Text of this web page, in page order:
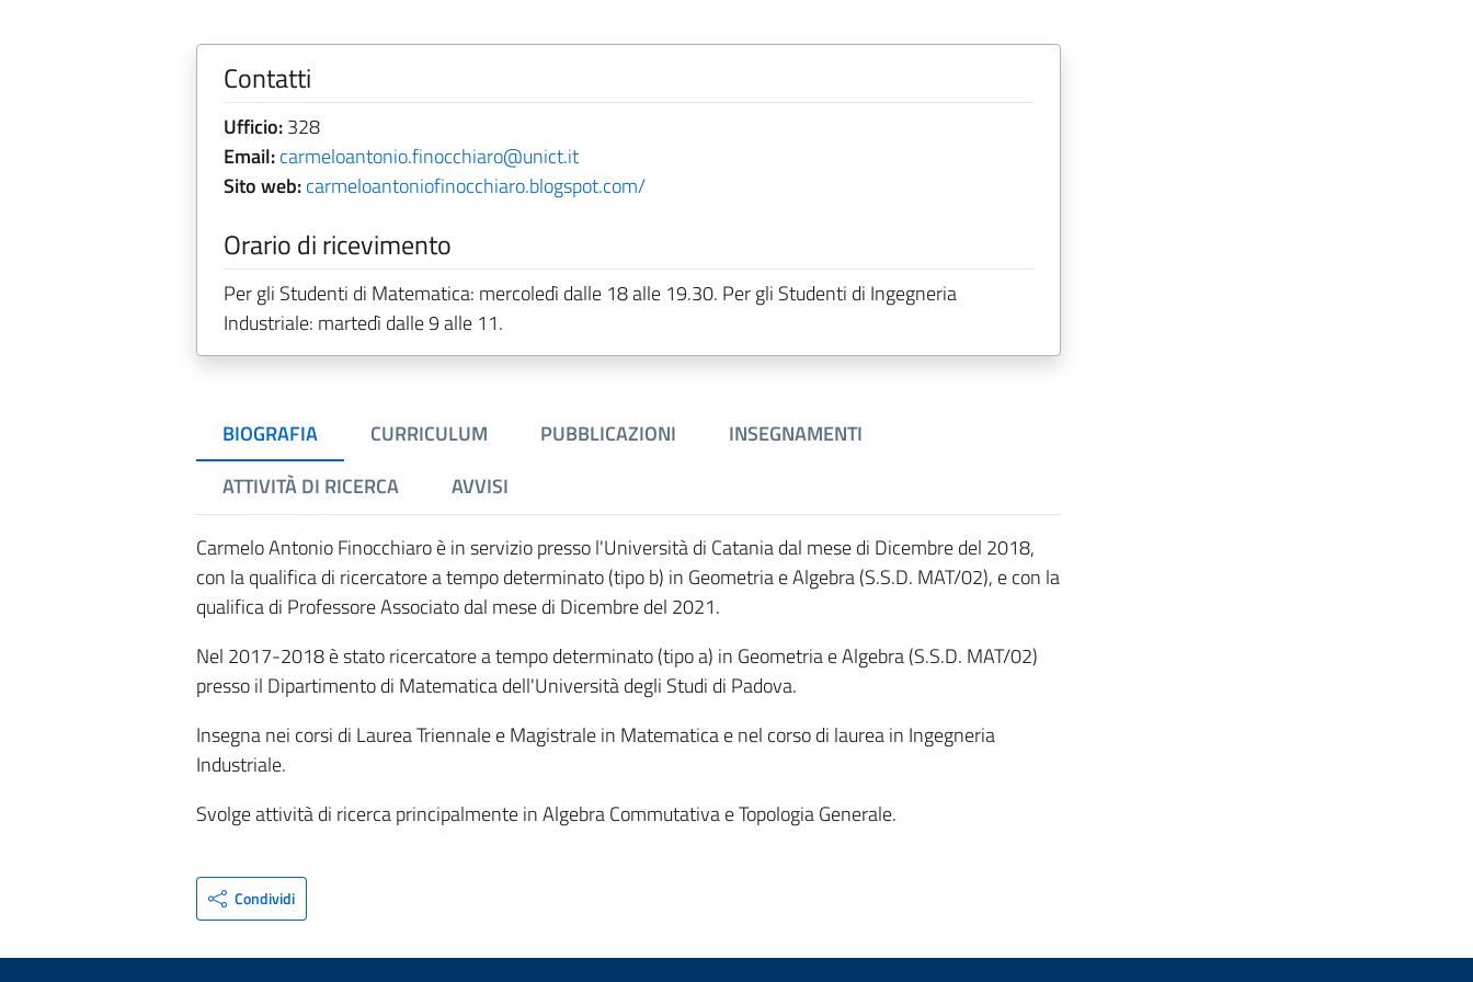
Contatti
Ufficio:328
Email:carmeloantonio.finocchiaro@unict.it
Sito web:carmeloantoniofinocchiaro.blogspot.com/
Orario di ricevimento
Per gli Studenti di Matematica: mercoledì dalle 18 alle 19.30. Per gli Studenti di Ingegneria
Industriale: martedì dalle 9 alle 11.
BIOGRAFIA CURRICULUM PUBBLICAZIONI
INSEGNAMENTI
ATTIVITÀ DI RICERCA
AVVISI
Carmelo Antonio Finocchiaro è in servizio presso l'Università di Catania dal mese di Dicembre del 2018,
con la qualifica di ricercatore a tempo determinato (tipo b) in Geometria e Algebra (S.S.D. MAT/02), e con la
qualifica di Professore Associato dal mese di Dicembre del 2021.
Nel 2017-2018 è stato ricercatore a tempo determinato (tipo a) in Geometria e Algebra (S.S.D. MAT/02)
presso il Dipartimento di Matematica dell'Università degli Studi di Padova.
Insegna nei corsi di Laurea Triennale e Magistrale in Matematica e nel corso di laurea in Ingegneria
Industriale.
Svolge attività di ricerca principalmente in Algebra Commutativa e Topologia Generale.
Condividi